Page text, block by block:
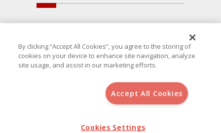
, S.L.U.(B-64405731) c/ San Norberto
Aviso Legal
Política de Cookies
By clicking “Accept All Cookies”, you agree to the storing of
cookies on your device to enhance site navigation, analyze
site usage, and assist in our marketing efforts.
Accept All Cookies
Cookies Settings